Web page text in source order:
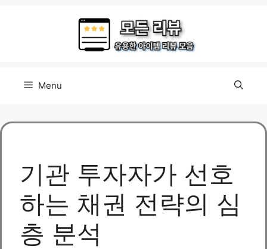
Menu
기관 투자자가 선호
하는 채권 전략의 심
층 분석